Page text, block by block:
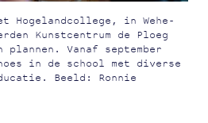
Hogelandcollege, in Wehe-
Kunstcentrum de Ploeg
plannen. Vanaf september
in de school met diverse
Beeld: Ronnie